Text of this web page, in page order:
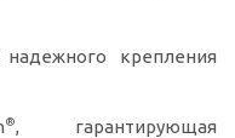
крепления
®, гарантирующая